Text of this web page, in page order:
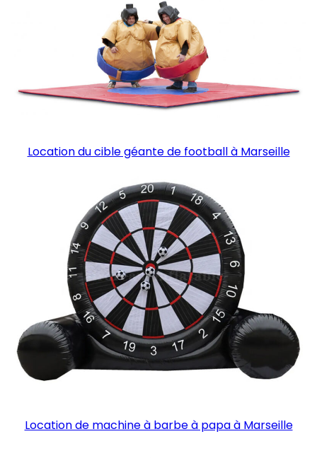
Location du cible géante de football à Marseille
Location de machine à barbe à papa à Marseille